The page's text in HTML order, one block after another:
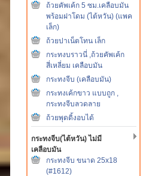
ถ้วยคัพเค้ก 5 ซม.เคลือบมัน
พร้อมฝาโดม (ไต้หวัน) (แพค
เล็ก)
ถ้วยปาเน็ตโทน เล็ก
กระทงบราวนี่ ,ถ้วยคัพเค้ก
สี่เหลี่ยม เคลือบมัน
กระทงจีบ (เคลือบมัน)
กระทงเค้กขาว แบบถูก ,
กระทงจีบลวดลาย
ถ้วยพุดดิ้งอบได้
กระทงจีบ(ไต้หวัน) ไม่มี
เคลือบมัน
กระทงจีบ ขนาด 25x18
(#1612)